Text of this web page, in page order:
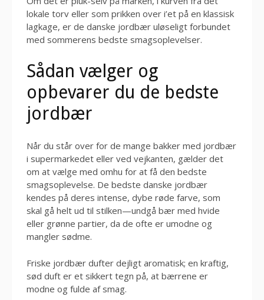
lokale torv eller som prikken over i’et på en klassisk
lagkage, er de danske jordbær uløseligt forbundet
med sommerens bedste smagsoplevelser.
Sådan vælger og
opbevarer du de bedste
jordbær
Når du står over for de mange bakker med jordbær
i supermarkedet eller ved vejkanten, gælder det
om at vælge med omhu for at få den bedste
smagsoplevelse. De bedste danske jordbær
kendes på deres intense, dybe røde farve, som
skal gå helt ud til stilken—undgå bær med hvide
eller grønne partier, da de ofte er umodne og
mangler sødme.
Friske jordbær dufter dejligt aromatisk; en kraftig,
sød duft er et sikkert tegn på, at bærrene er
modne og fulde af smag.